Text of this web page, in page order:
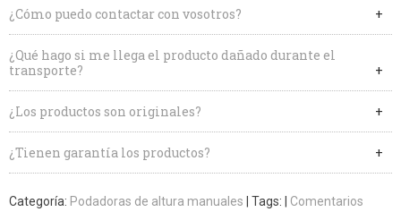
¿Cómo puedo contactar con vosotros?
¿Qué hago si me llega el producto dañado durante el
transporte?
¿Los productos son originales?
¿Tienen garantía los productos?
Categoría: Podadoras de altura manuales Tags: Comentarios